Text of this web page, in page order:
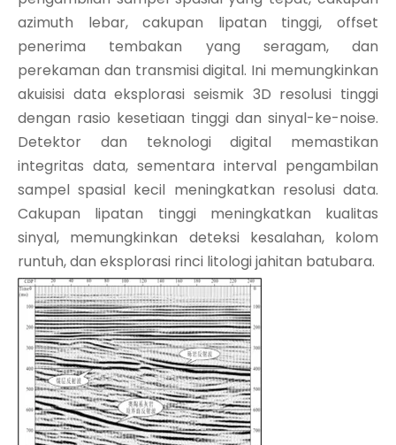
azimuth lebar, cakupan lipatan tinggi, offset
penerima tembakan yang seragam, dan
perekaman dan transmisi digital. Ini memungkinkan
akuisisi data eksplorasi seismik 3D resolusi tinggi
dengan rasio kesetiaan tinggi dan sinyal-ke-noise.
Detektor dan teknologi digital memastikan
integritas data, sementara interval pengambilan
sampel spasial kecil meningkatkan resolusi data.
Cakupan lipatan tinggi meningkatkan kualitas
sinyal, memungkinkan deteksi kesalahan, kolom
runtuh, dan eksplorasi rinci litologi jahitan batubara.